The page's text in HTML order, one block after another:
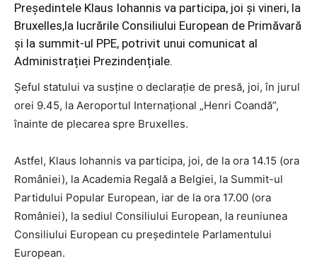
Preşedintele Klaus Iohannis va participa, joi şi vineri, la
Bruxelles,la lucrările Consiliului European de Primăvară
şi la summit-ul PPE, potrivit unui comunicat al
Administrației Prezindențiale.
Șeful statului va susține o declaraţie de presă, joi, în jurul
orei 9.45, la Aeroportul Internațional „Henri Coandă”,
înainte de plecarea spre Bruxelles.
Astfel, Klaus Iohannis va participa, joi, de la ora 14.15 (ora
României), la Academia Regală a Belgiei, la Summit-ul
Partidului Popular European, iar de la ora 17.00 (ora
României), la sediul Consiliului European, la reuniunea
Consiliului European cu președintele Parlamentului
European.